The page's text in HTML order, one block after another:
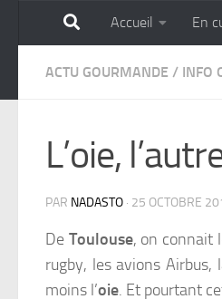
Skip to contentAccueil En
ACTU GOURMANDE / INFO
L’oie,
PAR NADASTO · 25 OCTOBRE
De Toulouse, on connait
rugby, les avions
moins l’oie. Et pourtant